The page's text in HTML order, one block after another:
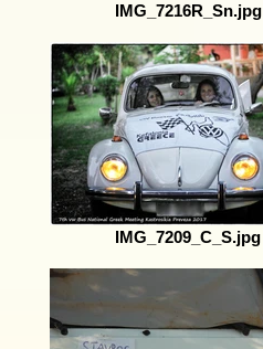
IMG_7216R_Sn.jpg
IMG_7209_C_S.jpg